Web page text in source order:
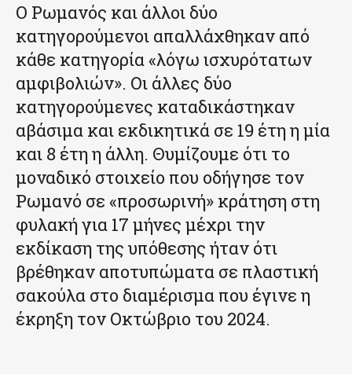
Ο Ρωμανός και άλλοι δύο
κατηγορούμενοι απαλλάχθηκαν από
κάθε κατηγορία «λόγω ισχυρότατων
αμφιβολιών». Οι άλλες δύο
κατηγορούμενες καταδικάστηκαν
αβάσιμα και εκδικητικά σε 19 έτη η μία
και 8 έτη η άλλη. Θυμίζουμε ότι το
μοναδικό στοιχείο που οδήγησε τον
Ρωμανό σε «προσωρινή» κράτηση στη
φυλακή για 17 μήνες μέχρι την
εκδίκαση της υπόθεσης ήταν ότι
βρέθηκαν αποτυπώματα σε πλαστική
σακούλα στο διαμέρισμα που έγινε η
έκρηξη τον Οκτώβριο του 2024.